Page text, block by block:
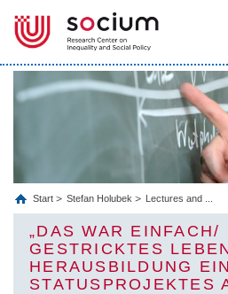
Start Stefan Holubek Lectures and ...
„DAS WAR EINFACH/
GESTRICKTES
HERAUSBILDUNG
STATUSPROJEKTES